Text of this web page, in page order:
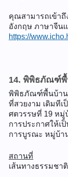
คุณสามารถเข้าถึ
อังกฤษ ภาษาจีน
https://
14. พิพิธภัณฑ์พื้
พิพิธภัณฑ์พื้นบ้าน
ที่สวยงาม เดิมที
ศตวรรษที่ 19 หมู่
การประกาศให้เ
การบูรณะ หมู่บ้า
สถานที่
เส้นทางธรรมชา